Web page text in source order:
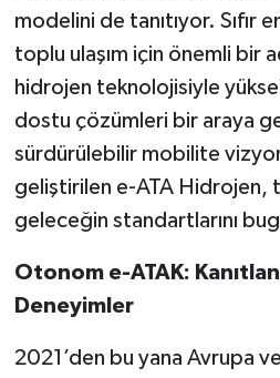
modelini de tanıtıyor. Sıfır
toplu ulaşım için önemli bir
hidrojen teknolojisiyle
dostu çözümleri bir araya
sürdürülebilir mobilite
geliştirilen e-ATA Hidrojen,
geleceğin standartlarını
Otonom e-ATAK:
Deneyimler
2021’den bu yana Avrupa